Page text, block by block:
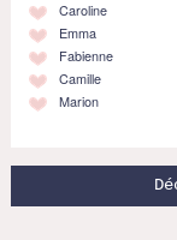
Caroline
Emma
Fabienne
Camille
Marion